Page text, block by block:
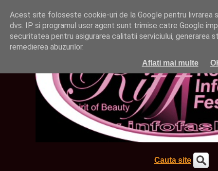
Acest site foloseste cookie-uri de la Google pentru livrarea
dvs. IP si programul user agent sunt trimise catre Google
securitatea pentru asigurarea calitatii serviciului, generarea
remedierea abuzurilor.
Aflati mai multe
Cauta site